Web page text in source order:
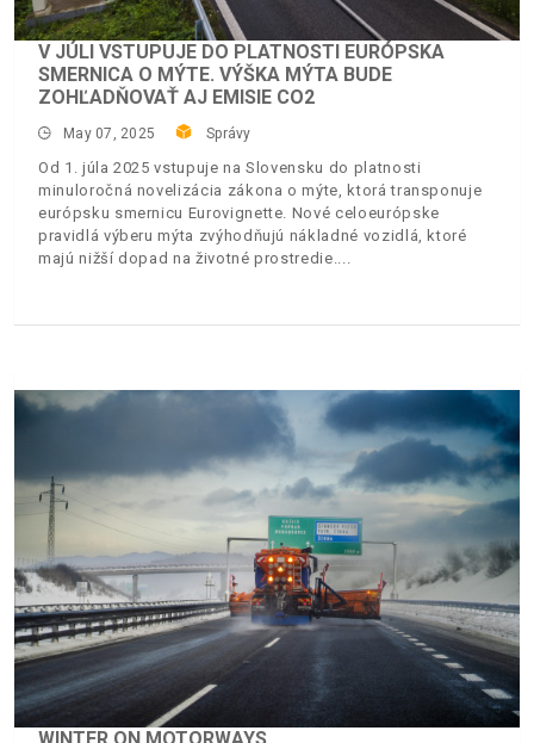
V JÚLI VSTUPUJE DO PLATNOSTI EURÓPSKA
SMERNICA O MÝTE. VÝŠKA MÝTA BUDE
ZOHĽADŇOVAŤ AJ EMISIE CO2
May 07, 2025 Správy
Od 1. júla 2025 vstupuje na Slovensku do platnosti
minuloročná novelizácia zákona o mýte, ktorá transponuje
európsku smernicu Eurovignette. Nové celoeurópske
pravidlá výberu mýta zvýhodňujú nákladné vozidlá, ktoré
majú nižší dopad na životné prostredie.